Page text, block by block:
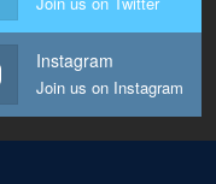
Instagram
Join us on Instagram